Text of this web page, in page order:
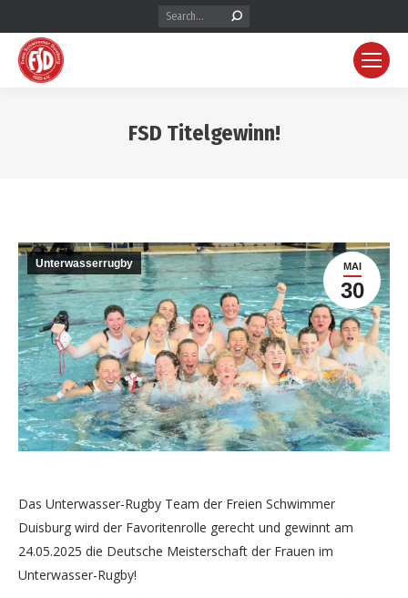
Search:
FSD Titelgewinn!
MAI
30
Unterwasserrugby
Das Unterwasser-Rugby Team der Freien Schwimmer
Duisburg wird der Favoritenrolle gerecht und gewinnt am
24.05.2025 die Deutsche Meisterschaft der Frauen im
Unterwasser-Rugby!